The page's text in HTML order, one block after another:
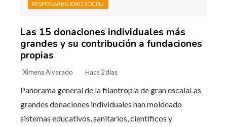
RESPONSABILIDAD SOCIAL
Las 15 donaciones individuales más
grandes y su contribución a fundaciones
propias
Ximena Alvarado Hace 2 días
Panorama general de la filantropía de gran escalaLas
grandes donaciones individuales han moldeado
sistemas educativos, sanitarios, científicos y